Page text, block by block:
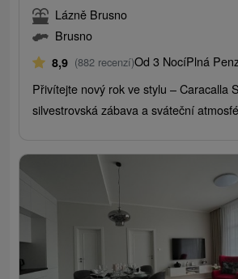
Lázně Brusno
Brusno
8,9 (882 recenzí)Od 3 NocíPlná
Přivítejte nový rok ve stylu – Caracalla
silvestrovská zábava a sváteční